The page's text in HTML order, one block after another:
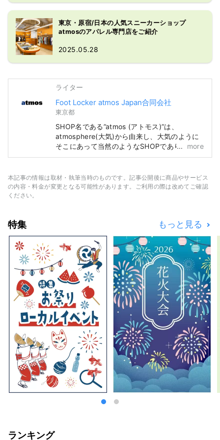
東京・原宿/日本の人気スニーカーショップ
atmosのアパレル専門店をご紹介
2025.05.28
ライター
Foot Locker atmos Japan合同会社
東京都
SHOP名である”atmos (アトモス)”は、
atmosphere(大気)から由来し、大気のように
そこにあって当然のようなSHOPでありた
い。“atmos”は、2000年、東京・原宿にヘッ
スニーカーをテーマに、店内はスニーカーウォ
ールを設置。ナショナルブランドとのコラボレ
more
本記事の情報は取材・執筆当時のものです。記事公開後に商品やサービス
の内容・料金が変更となる可能性があります。ご利用の際は改めてご確認
ください。
特集 もっと見る
ランキング